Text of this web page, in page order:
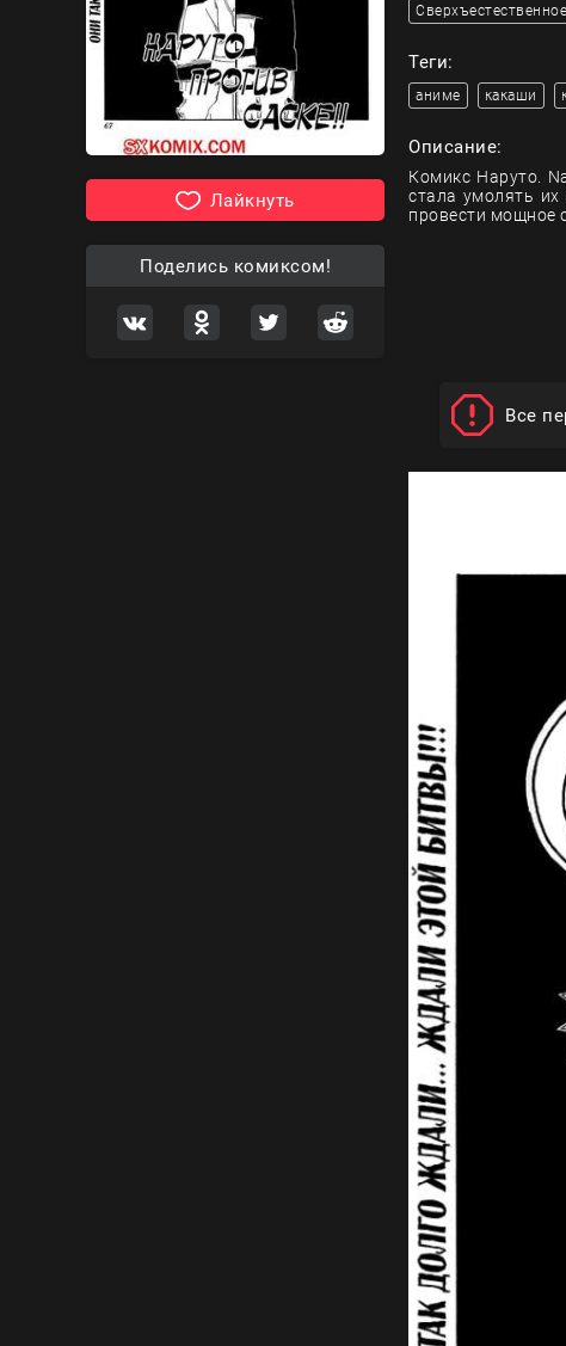
Лайкнуть
Поделись комиксом!
Сверхъестественное
Теги:
аниме какаши
Описание:
Комикс Наруто.
стала умолять
провести мощное
Все